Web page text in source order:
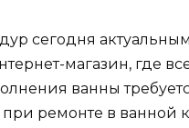
сегодня
магазин, где
ванны
ремонте в